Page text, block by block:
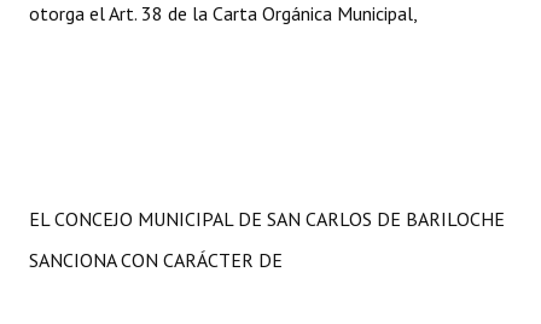
otorga el Art. 38 de la Carta Orgánica Municipal,
EL CONCEJO MUNICIPAL DE SAN CARLOS DE BARILOCHE
SANCIONA CON CARÁCTER DE